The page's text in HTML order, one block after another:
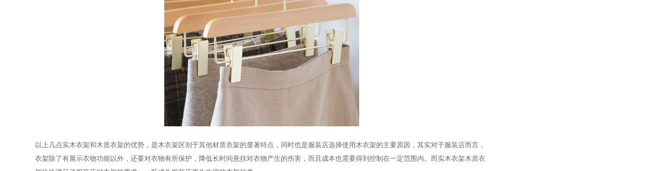
以上几点实木衣架和木质衣架的优势，是木衣架区别于其他材质衣架的显著特点，同时也是服装店选择使用木衣架的主要原因，其实对于服装店而言，
衣架除了有展示衣物功能以外，还要对衣物有所保护，降低长时间悬挂对衣物产生的伤害，而且成本也需要得到控制在一定范围内。而实木衣架木质衣